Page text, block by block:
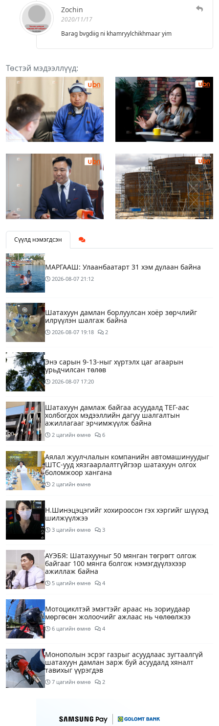
Zochin
2020/11/17
Barag bvgdiig ni khamryylchikhmaar yim
Төстэй мэдээллүүд:
Сүүлд нэмэгдсэн
МАРГААШ: Улаанбаатарт 31 хэм дулаан байна
2026-08-07 21:12
Шатахуун дамлан борлуулсан хоёр зөрчлийг
илрүүлэн шалгаж байна
2026-08-07 19:18 2
Энэ сарын 9-13-ныг хүртэлх цаг агаарын
урьдчилсан төлөв
2026-08-07 17:20
Шатахуун дамлаж байгаа асуудалд ТЕГ-аас
холбогдох мэдээллийн дагуу шалгалтын
ажиллагааг эрчимжүүлж байна
2 цагийн өмнө 6
Аялал жуулчлалын компанийн автомашинуудыг
ШТС-ууд хязгаарлалтгүйгээр шатахуун олгох
боломжоор хангана
2 цагийн өмнө
Н.Шинэцэцэгийг хохироосон гэх хэргийг шүүхэд
шилжүүлжээ
3 цагийн өмнө 3
АҮЭБЯ: Шатахууныг 50 мянган төгрөгт олгож
байгааг 100 мянга болгож нэмэгдүүлэхээр
ажиллаж байна
5 цагийн өмнө 4
Мотоциклтэй эмэгтэйг араас нь зориудаар
мөргөсөн жолоочийг ажлаас нь чөлөөлжээ
6 цагийн өмнө 4
Монополын эсрэг газрыг асуудлаас зугтаалгүй
шатахуун дамлан зарж буй асуудалд хяналт
тавихыг үүрэгдэв
7 цагийн өмнө 2
настай охиныг 7 дахь өдрөө хайж байна